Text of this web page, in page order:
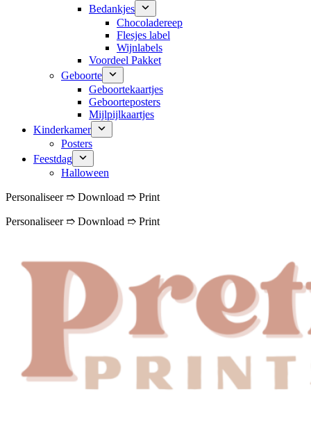
Bedankjes
Chocoladereep
Flesjes label
Wijnlabels
Voordeel Pakket
Geboorte
Geboortekaartjes
Geboorteposters
Mijlpijlkaartjes
Kinderkamer
Posters
Feestdag
Halloween
Personaliseer ➱ Download ➱ Print
Personaliseer ➱ Download ➱ Print